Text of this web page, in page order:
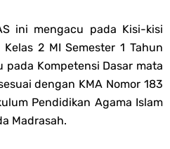
Jenjang MA
Jenjang MA
Akidah Akhlak Jenang MI, MTs
ini mengacu pada Kisi-kisi
2 MI Semester 1 Tahun
Kompetensi Dasar mata
dengan KMA Nomor 183
Pendidikan Agama Islam
Madrasah.